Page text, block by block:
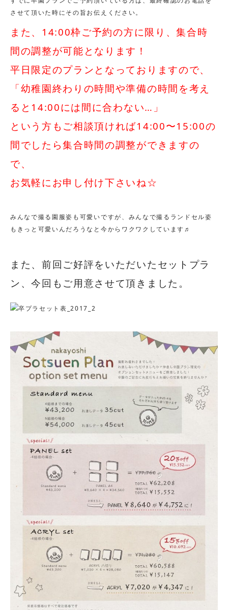
させて頂いた時にその旨お伝えください。
また、14:00枠ご予約の方に限り、集合時
間の調整が可能となります！
平日限定のプランとなっておりますので、
「幼稚園終わりの時間や準備の時間を考え
ると14:00には間に合わない…」
という方もご相談頂ければ14:00〜15:00の
間でしたら集合時間の調整ができますの
で、
お気軽にお申し付け下さいね☆
みんなで撮る園服姿も可愛いですが、みんなで撮るランドセル姿
もきっと可愛いんだろうなと今からワクワクしています♬
また、前回ご好評をいただいたセットプラ
ン、今回もご用意させて頂きました。